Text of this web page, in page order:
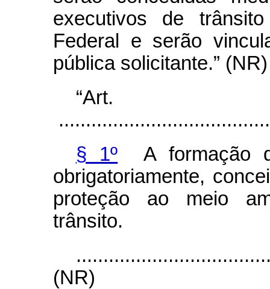
executivos de
Federal e serão
pública solicitante.” (NR)
§ 1º A formação
obrigatoriamente,
proteção ao meio
trânsito.
(NR)